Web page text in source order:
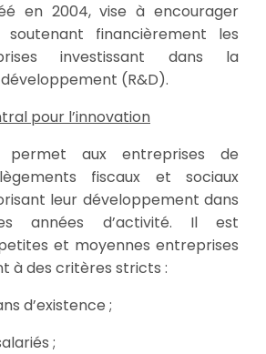
en 2004, vise à encourager
soutenant financièrement les
investissant dans la
(R&D).
pour l’innovation
aux entreprises de
fiscaux et sociaux
leur développement dans
années d’activité. Il est
et moyennes entreprises
à des critères stricts :
d’existence ;
;